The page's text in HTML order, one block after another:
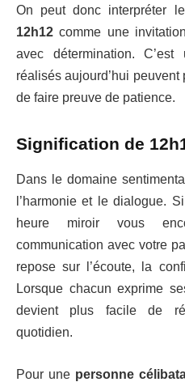
On peut donc interpréter
12h12 comme une
avec détermination.
réalisés aujourd’hui
de faire preuve de patience.
Signification de
Dans le domaine
l’harmonie et le dialogue.
heure miroir vous
communication avec votre
repose sur l’écoute, la
Lorsque chacun exprime
devient plus facile de
quotidien.
Pour une personne